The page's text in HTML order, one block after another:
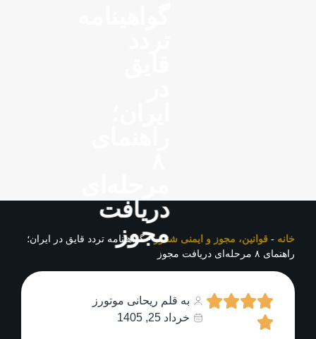
خانه - قوانین، مجوز و ایمنی شناور-گواهینامه تردد قایق در ایران؛
راهنمای ۸ مرحله‌ای دریافت مجوز
دریافت
مجوز
به قلم ریحانی موتورز
خرداد 25, 1405